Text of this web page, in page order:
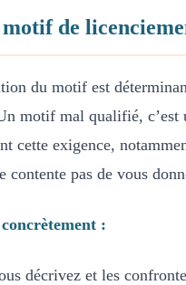
de
du motif est
motif mal qualifié, c’est
cette exigence,
pas de vous
:
décrivez et les